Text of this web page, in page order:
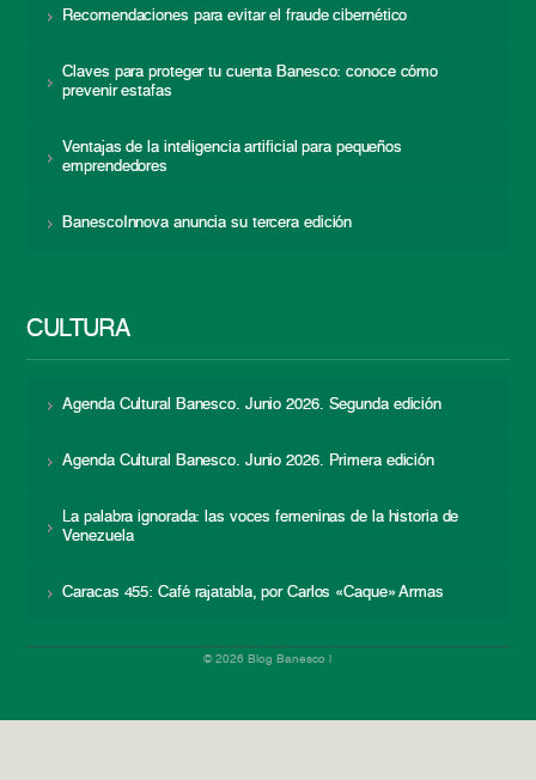
Recomendaciones para evitar el fraude cibernético
Claves para proteger tu cuenta Banesco: conoce cómo
prevenir estafas
Ventajas de la inteligencia artificial para pequeños
emprendedores
BanescoInnova anuncia su tercera edición
CULTURA
Agenda Cultural Banesco. Junio 2026. Segunda edición
Agenda Cultural Banesco. Junio 2026. Primera edición
La palabra ignorada: las voces femeninas de la historia de
Venezuela
Caracas 455: Café rajatabla, por Carlos «Caque» Armas
© 2026 Blog Banesco |